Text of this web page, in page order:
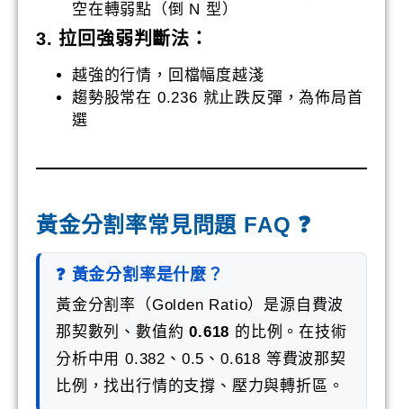
空在轉弱點（倒 N 型）
3. 拉回強弱判斷法：
越強的行情，回檔幅度越淺
趨勢股常在 0.236 就止跌反彈，為佈局首
選
黃金分割率常見問題 FAQ ❓
❓ 黃金分割率是什麼？
黃金分割率（Golden Ratio）是源自費波
那契數列、數值約0.618 的比例。在技術
分析中用 0.382、0.5、0.618 等費波那契
比例，找出行情的支撐、壓力與轉折區。